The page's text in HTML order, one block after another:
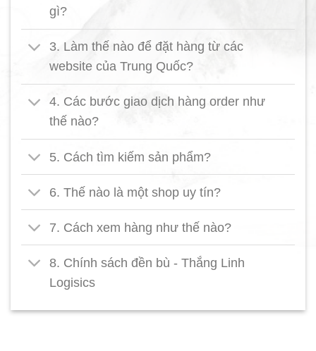
gì?
3. Làm thế nào để đặt hàng từ các
website của Trung Quốc?
4. Các bước giao dịch hàng order như
thế nào?
5. Cách tìm kiếm sản phẩm?
6. Thế nào là một shop uy tín?
7. Cách xem hàng như thế nào?
8. Chính sách đền bù - Thắng Linh
Logisics